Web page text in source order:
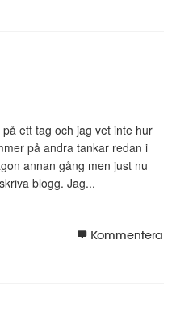
ett tag och jag vet inte hur
på andra tankar redan i
annan gång men just nu
blogg. Jag...
Kommentera